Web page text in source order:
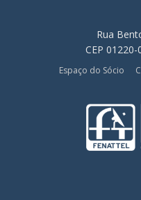
Rua
CEP
Espaço do Sócio